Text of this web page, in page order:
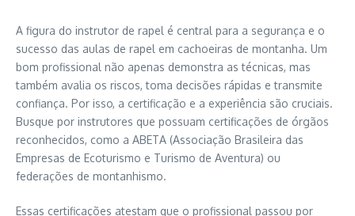
A figura do instrutor de rapel é central para a segurança e o
sucesso das aulas de rapel em cachoeiras de montanha. Um
bom profissional não apenas demonstra as técnicas, mas
também avalia os riscos, toma decisões rápidas e transmite
confiança. Por isso, a certificação e a experiência são cruciais.
Busque por instrutores que possuam certificações de órgãos
reconhecidos, como a ABETA (Associação Brasileira das
Empresas de Ecoturismo e Turismo de Aventura) ou
federações de montanhismo.
Essas certificações atestam que o profissional passou por